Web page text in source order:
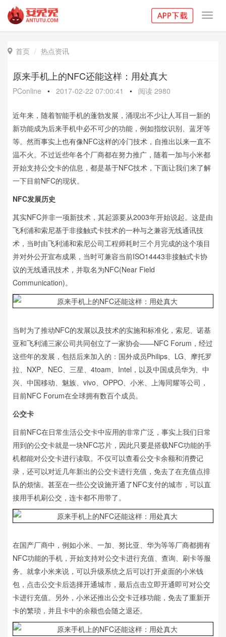
 首页 热点资讯
原来手机上的NFC还能这样：用处真大
PConline • 2017-02-22 07:00:41 • 阅读 2980
近年来，随着智能手机的蓬勃发展，涌现出不少让人耳目一新的
新功能成为后来手机中必不可少的功能，例如指纹识别、蓝牙等
等。然而事实上也有像NFC这样的冷门技术，自推出以来一直不
温不火。不过近些年各个厂商都在努力推广，随着一加与小米都
开始支持公交卡的信息，都是基于NFC技术，下面让我们来了解
一下目前NFC的现状。
NFC发展历史
其实NFC并非一项新技术，其起源要从2003年开始说起。这是由
飞利浦和索尼基于非接触式卡技术的一种与之兼容无线通讯技
术，当时由飞利浦和索尼公司工程师耗时三个月完成的这个项目
并对外公开宣布成果，当时可兼容当前ISO14443非接触式卡协
议的无线通讯技术，并取名为NFC(Near Field
Communication)。
当时为了推动NFC的发展以及技术的实施和标准化，索尼、诺基
亚和飞利浦三家公司共同创立了一家协会——NFC Forum，经过
这些年的发展，包括后来加入的：国外成员Philips、LG、摩托罗
拉、NXP、NEC、三星、4toam、Intel，以及中国成员华为、中
兴、中国移动、魅族、vivo、OPPO、小米、上海同耀等公司，
目前NFC Forum在全球拥有数百个成员。
公交卡
目前NFC在日常生活公交卡中应用的非常广泛，事实上我们日常
用到的公交卡就是一块NFC芯片，因此只要是搭载NFC功能的手
机都能对公交卡进行读取。不仅可以查看公交卡余额和消费记
录，还可以对近几年新出的公交卡进行充值，免去了在充值点排
队的烦恼。甚至在一些公交设施开通了NFC支付的城市，可以直
接用手机刷公交，连卡都不用带了。
在国产厂商中，例如小米、一加、努比亚、华为等等厂商都拥有
NFC功能的手机，开始支持对公交卡进行充值、查询、刷卡等服
务。就拿小米来说，可以升级系统之后可以打开桌面的小米钱
包，点击公交卡后选择开通城市，最后点击立即开通即可对公交
卡进行充值。另外，小米还推出公交卡迁移功能，免去了重新开
卡的繁琐，并且卡中的余额也会随之退还。